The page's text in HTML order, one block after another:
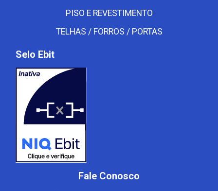
PISO E REVESTIMENTO
TELHAS / FORROS / PORTAS
Selo Ebit
Fale Conosco